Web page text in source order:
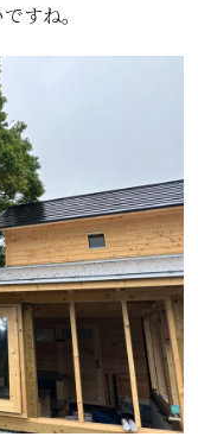
すね。